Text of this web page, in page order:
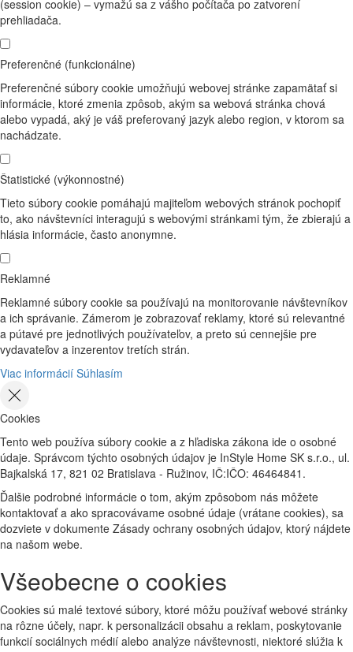
(session cookie) – vymažú sa z vášho počítača po zatvorení
prehliadača.
Preferenčné (funkcionálne)
Preferenčné súbory cookie umožňujú webovej stránke zapamätať si
informácie, ktoré zmenia zpôsob, akým sa webová stránka chová
alebo vypadá, aký je váš preferovaný jazyk alebo region, v ktorom sa
nachádzate.
Štatistické (výkonnostné)
Tieto súbory cookie pomáhajú majiteľom webových stránok pochopiť
to, ako návštevníci interagujú s webovými stránkami tým, že zbierajú a
hlásia informácie, často anonymne.
Reklamné
Reklamné súbory cookie sa používajú na monitorovanie návštevníkov
a ich správanie. Zámerom je zobrazovať reklamy, ktoré sú relevantné
a pútavé pre jednotlivých používateľov, a preto sú cennejšie pre
vydavateľov a inzerentov tretích strán.
Viac informácií Súhlasím
Cookies
Tento web používa súbory cookie a z hľadiska zákona ide o osobné
údaje. Správcom týchto osobných údajov je InStyle Home SK s.r.o., ul.
Bajkalská 17, 821 02 Bratislava - Ružinov, IČ:IČO: 46464841.
Ďalšie podrobné informácie o tom, akým zpôsobom nás môžete
kontaktovať a ako spracovávame osobné údaje (vrátane cookies), sa
dozviete v dokumente Zásady ochrany osobných údajov, ktorý nájdete
na našom webe.
Všeobecne o cookies
Cookies sú malé textové súbory, ktoré môžu používať webové stránky
na rôzne účely, napr. k personalizácii obsahu a reklam, poskytovanie
funkcií sociálnych médií alebo analýze návštevnosti, niektoré slúžia k